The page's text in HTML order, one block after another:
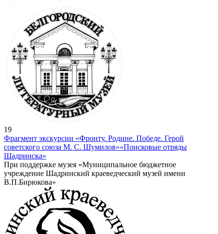
19
Фрагмент экскурсии «Фронту. Родине. Победе. Герой
советского союза М. С. Шумилов»«Поисковые отряды
Шадринска»
При поддержке музея «Муниципальное бюджетное
учреждение Шадринский краеведческий музей имени
В.П.Бирюкова»